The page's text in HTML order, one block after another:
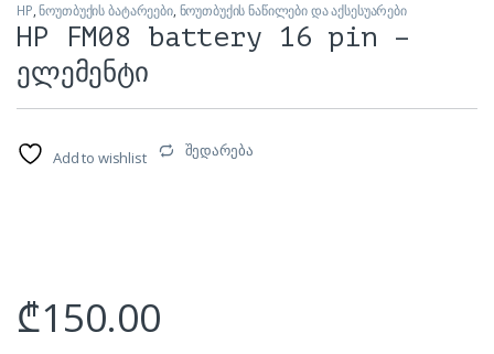
HP,ნოუთბუქის ბატარეები, ნოუთბუქის ნაწილები და აქსესუარები
HP FM08 battery 16 pin –
ელემენტი
Add to wishlist შედარება
₾150.00